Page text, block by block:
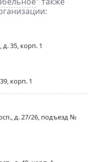
35, корп. 1
корп. 1
д. 27/26, подъезд №